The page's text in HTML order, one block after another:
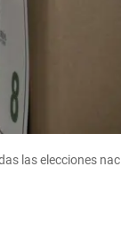
las elecciones